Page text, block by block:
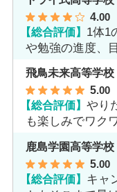
4.00
【総合評価】 1体1
や勉強の進度、
飛鳥未来高等学校
5.00
【総合評価】やり
も楽しみでワク
鹿島学園高等学校
5.00
【総合評価】 キャ